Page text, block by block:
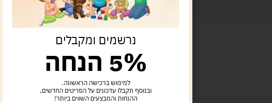
מוצרים קשורים
נרשמים ומקבלים
5% הנחה
למימוש ברכישה הראשונה.
ובנוסף תקבלו עדכונים על הפריטים החדשים,
ההנחות והמבצעים השווים ביותר!